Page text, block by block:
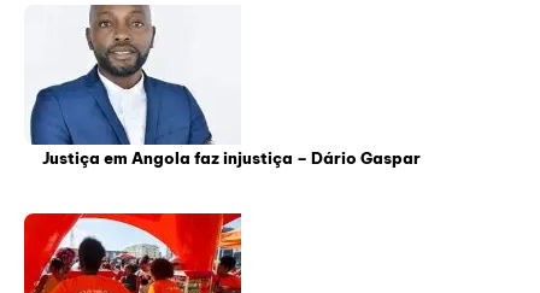
Justiça em Angola faz injustiça – Dário Gaspar